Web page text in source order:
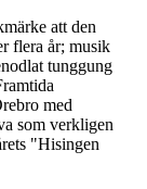
att den
flera år; musik
tunggung
med
som verkligen
"Hisingen